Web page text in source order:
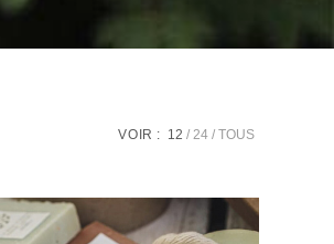
VOIR : 12 24 TOUS